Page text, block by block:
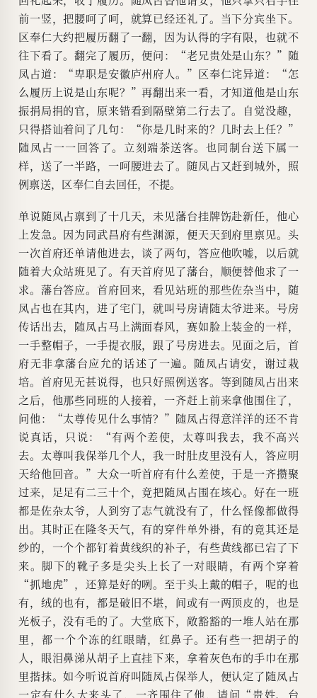
前一竖，把腰呵了呵，就算已经还礼了。当下分宾坐下。
区奉仁大约把履历翻了一翻，因为认得的字有限，也就不
往下看了。翻完了履历，便问：“老兄贵处是山东？”随
凤占道：“卑职是安徽庐州府人。”区奉仁诧异道：“怎
么履历上说是山东呢？”再翻出来一看，才知道他是山东
振捐局捐的官，原来错看到隔壁第二行去了。自觉没趣，
只得搭讪着问了几句：“你是几时来的？几时去上任？”
随凤占一一回答了。立刻端茶送客。也同制台送下属一
样，送了一半路，一呵腰进去了。随凤占又赶到城外，照
例禀送，区奉仁自去回任，不提。
单说随凤占禀到了十几天，未见藩台挂牌饬赴新任，他心
上发急。因为同武昌府有些渊源，便天天到府里禀见。头
一次首府还单请他进去，谈了两句，答应他吹嘘，以后就
随着大众站班见了。有天首府见了藩台，顺便替他求了一
求。藩台答应。首府回来，看见站班的那些佐杂当中，随
凤占也在其内，进了宅门，就叫号房请随太爷进来。号房
传话出去，随凤占马上满面春风，赛如脸上装金的一样，
一手整帽子，一手提衣服，跟了号房进去。见面之后，首
府无非拿藩台应允的话述了一遍。随凤占请安，谢过栽
培。首府见无甚说得，也只好照例送客。等到随凤占出来
之后，他那些同班的人接着，一齐赶上前来拿他围住了，
问他：“太尊传见什么事情？”随凤占得意洋洋的还不肯
说真话，只说：“有两个差使，太尊叫我去，我不高兴
去。太尊叫我保举几个人，我一时肚皮里没有人，答应明
天给他回音。”大众一听首府有什么差使，于是一齐攒聚
过来，足足有二三十个，竟把随凤占围在垓心。好在一班
都是佐杂太爷，人到穷了志气就没有了，什么怪像都做得
出。其时正在隆冬天气，有的穿件单外褂，有的竟其还是
纱的，一个个都钉着黄线织的补子，有些黄线都已宕了下
来。脚下的靴子多是尖头上长了一对眼睛，有两个穿着
“抓地虎”，还算是好的咧。至于头上戴的帽子，呢的也
有，绒的也有，都是破旧不堪，间或有一两顶皮的，也是
光板子，没有毛的了。大堂底下，敞豁豁的一堆人站在那
里，都一个个冻的红眼睛，红鼻子。还有些一把胡子的
人，眼泪鼻涕从胡子上直挂下来，拿着灰色布的手巾在那
里揩抹。如今听说首府叫随凤占保举人，便认定了随凤占
一定有什么大来头了，一齐围住了他，请问“贵姓、台